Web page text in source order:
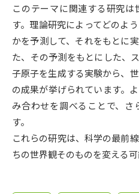
志望校・出願校を調べる
併願校選び
先輩が入学を決めた理由
新生活お役立ちガイド
学問発見
このテーマに関連する研究
す。理論研究によってどのよ
かを予測して、それをもとに
た、その予測をもとにした、
子原子を生成する実験から、
の成果が挙げられています。
み合わせを調べることで、さ
す。
これらの研究は、科学の最前
ちの世界観そのものを変える